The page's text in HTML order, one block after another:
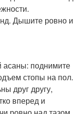
Дышите ровно и
поднимите
стопы на пол.
друг другу,
вперед и